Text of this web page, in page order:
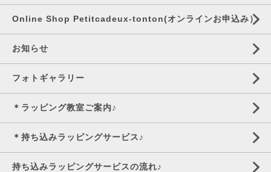
Online Shop Petitcadeux-tonton(オンラインお申込み）
お知らせ
フォトギャラリー
＊ラッピング教室ご案内♪
＊持ち込みラッピングサービス♪
持ち込みラッピングサービスの流れ♪